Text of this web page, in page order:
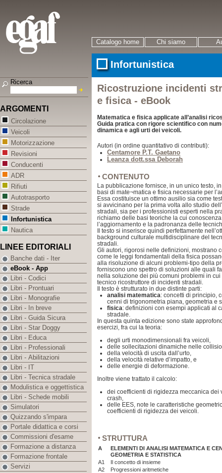
Catalogo home Chi siamo
Infortunistica
Ricostruzione incidenti
e fisica - eBook
Matematica e fisica applicate all’analisi
Guida pratica con rigore scientifico con
dinamica e agli urti dei veicoli.
Autori (in ordine quantitativo di contributi):
Centamore P.T. Gaetano
Leanza dott.ssa Deborah
CONTENUTO
La pubblicazione fornisce, in un unico testo,
basi di mate¬matica e fisica necessarie per
Essa costituisce un ottimo ausilio sia come
si avvicinano per la prima volta allo studio
stradali, sia per i professionisti esperti nella
richiamo delle basi teoriche la cui
l’aggiornamento e la padronanza delle
Il testo si inserisce quindi perfettamente
background culturale multidisciplinare del
stradali.
Gli autori, rigorosi nelle definizioni, mostrano
come le leggi fondamentali della fisica
alla risoluzione di alcuni problemi-tipo della
forniscono uno spettro di soluzioni alle quali
nella soluzione dei più comuni problemi in
tecnico ricostruttore di incidenti stradali.
Il testo è strutturato in due distinte parti:
analisi matematica: concetti di principio,
cenni di trigonometria piana, geometria e
fisica: definizioni con esempi applicati al
stradale.
In questa quinta edizione sono state
esercizi, fra cui la teoria:
degli urti monodimensionali fra veicoli,
delle sollecitazioni dinamiche nelle
della velocità di uscita dall’urto,
della velocità relative d’impatto, e
delle energie di deformazione.
Inoltre viene trattato il calcolo:
dei coefficienti di rigidezza meccanica dei
crash,
delle EES, note le caratteristiche
coefficienti di rigidezza dei veicoli.
STRUTTURA
A
ELEMENTI DI ANALISI MATEMATICA E
GEOMETRIA E STATISTICA
A1
Il concetto di insieme
A2
Progressioni aritmetiche
Ricerca
ARGOMENTI
Circolazione
Veicoli
Motorizzazione
Revisioni
Conducenti
ADR
Rifiuti
Autotrasporto
Strade
Infortunistica
Nautica
LINEE EDITORIALI
Banche dati - Iter
eBook - App
Libri - Codici
Libri - Prontuari
Libri - Monografie
Libri - In breve
Libri - Guida Sicura
Libri - Star Doggy
Libri - Educa
Libri - Professionali
Libri - Abilitazioni
Libri - IT
Libri - Tecnica stradale
Modulistica e oggettistica
Libri - Schede mobili
Simulatori
Quizzando s'impara
Portale didattica e corsi
Commissioni d'esame
Formazione a distanza
Formazione frontale
Servizi